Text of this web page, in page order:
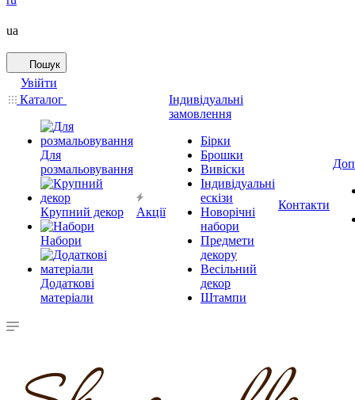
ua
Пошук
Увійти
Каталог
Для
розмальовування
Крупний декор
Набори
Додаткові
матеріали
Акції
Індивідуальні
замовлення
Бірки
Брошки
Вивіски
Індивідуальні
ескізи
Новорічні
набори
Предмети
декору
Весільний
декор
Штампи
Контакти